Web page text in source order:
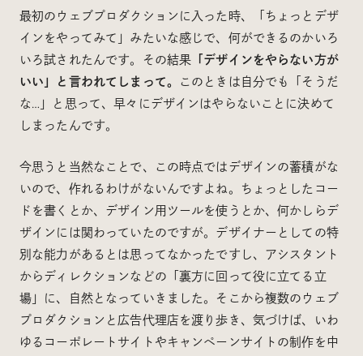
最初のウェブプロダクションに入った時、「ちょっとデザ
インをやってみて」みたいな感じで、何ができるのかいろ
いろ試されたんです。その結果 「デザインをやらない方が
いい」と言われてしまって。
このときは自分でも「そうだ
な…」と思って、早々にデザインはやらないことに決めて
しまったんです。
今思うと当然なことで、この時点ではデザインの蓄積がな
いので、作れるわけがないんですよね。ちょっとしたコー
ドを書くとか、デザイン用ツールを使うとか、何かしらデ
ザインには関わっていたのですが。デザイナーとしての特
別な能力があるとは思ってなかったですし、アシスタント
からディレクションなどの「裏方に回って役に立てる立
場」に、自然となっていきました。そこから複数のウェブ
プロダクションと広告代理店を渡り歩き、気づけば、いわ
ゆるコーポレートサイトやキャンペーンサイトの制作を中